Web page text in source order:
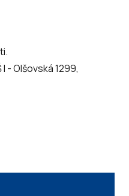
- Olšovská 1299,